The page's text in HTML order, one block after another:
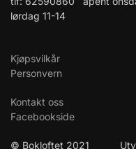
lørdag 11-14
Kjøpsvilkår
Personvern
Kontakt oss
Facebookside
© Bokloftet 2021